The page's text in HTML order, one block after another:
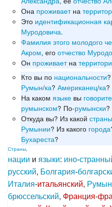
Она проживаетна
Это идентификационная
Муродовича.
Фамилия этого молодого
Акром, егоотчество
Он проживаетна
Кто вы по национальности?
Румын/ка?Американец/ка?
На какомязыке вы говорите
румынском? По-румынски
Откуда вы? Из какойстраны
Румынии? Из какого города
Бухареста?
Страны,
нации и языки: ино-
русский, Болгария-
Италия-итальянский,
брюссельский, Франция-